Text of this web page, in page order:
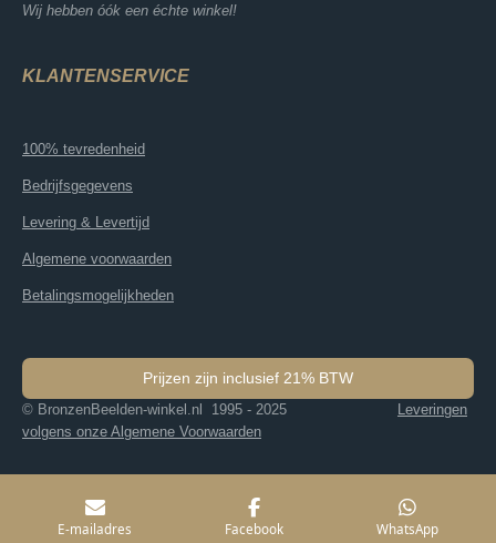
Wij hebben óók een échte winkel!
KLANTENSERVICE
100% tevredenheid
Bedrijfsgegevens
Levering & Levertijd
Algemene voorwaarden
Betalingsmogelijkheden
Prijzen zijn inclusief 21% BTW
© BronzenBeelden-winkel.nl 1995 - 2025
Leveringen
volgens onze Algemene Voorwaarden
E-mailadres Facebook WhatsApp